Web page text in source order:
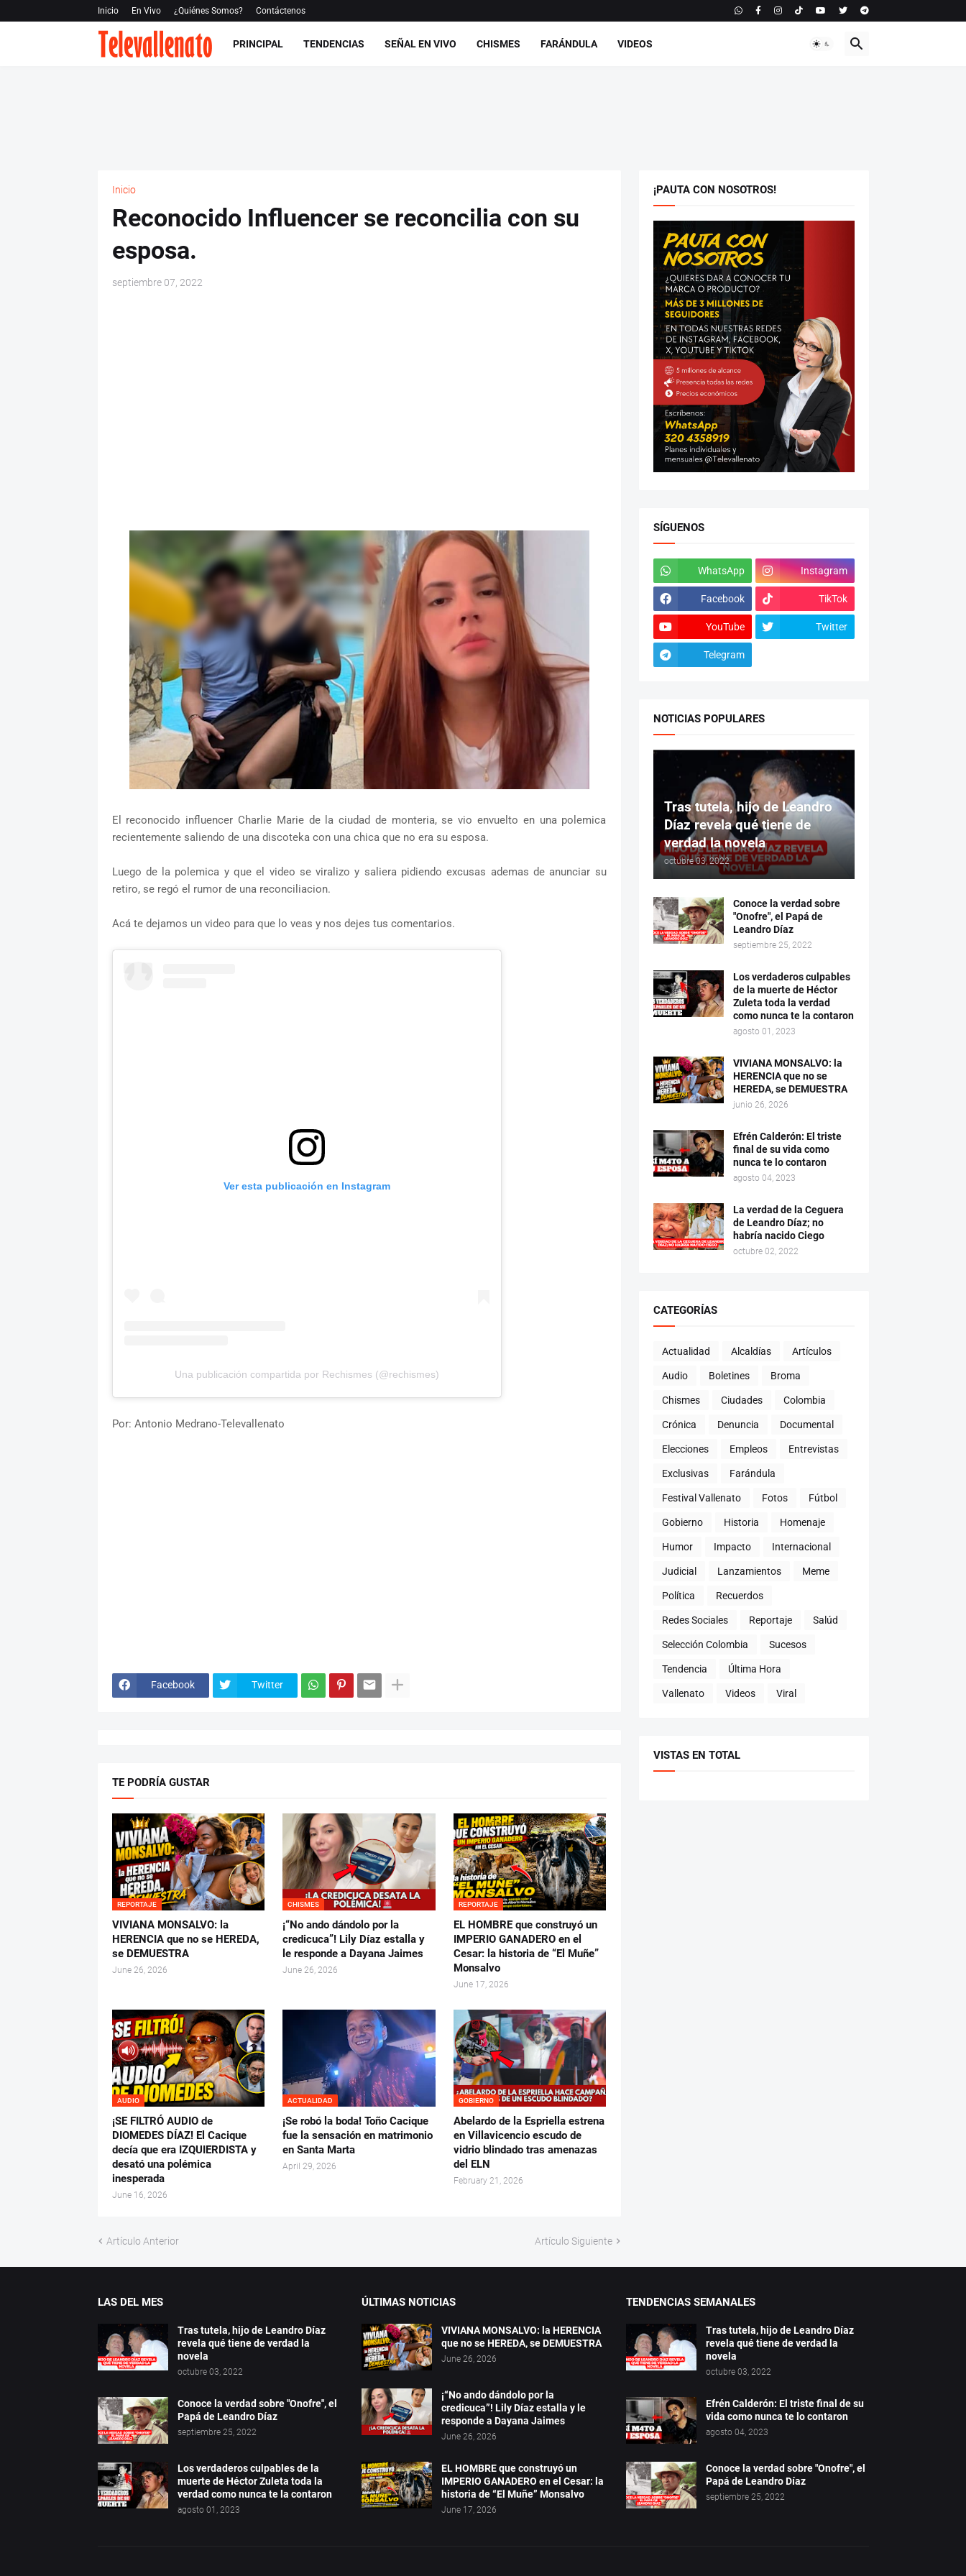
Inicio En Vivo ¿Quiénes Somos? Contáctenos
PRINCIPAL TENDENCIAS SEÑAL EN VIVO CHISMES FARÁNDULA VIDEOS
Inicio
Reconocido Influencer se reconcilia con su
esposa.
septiembre 07, 2022
El reconocido influencer Charlie Marie de la ciudad de monteria, se vio envuelto en una polemica
recientemente saliendo de una discoteka con una chica que no era su esposa.
Luego de la polemica y que el video se viralizo y saliera pidiendo excusas ademas de anunciar su
retiro, se regó el rumor de una reconciliacion.
Acá te dejamos un video para que lo veas y nos dejes tus comentarios.
Ver esta publicación en Instagram
Una publicación compartida por Rechismes (@rechismes)
Por: Antonio Medrano-Televallenato
Facebook Twitter
TE PODRÍA GUSTAR
REPORTAJE
VIVIANA MONSALVO: la
HERENCIA que no se HEREDA,
se DEMUESTRA
June 26, 2026
CHISMES
¡“No ando dándolo por la
credicuca”! Lily Díaz estalla y
le responde a Dayana Jaimes
June 26, 2026
REPORTAJE
EL HOMBRE que construyó un
IMPERIO GANADERO en el
Cesar: la historia de “El Muñe”
Monsalvo
June 17, 2026
AUDIO
¡SE FILTRÓ AUDIO de
DIOMEDES DÍAZ! El Cacique
decía que era IZQUIERDISTA y
desató una polémica
inesperada
June 16, 2026
ACTUALIDAD
¡Se robó la boda! Toño Cacique
fue la sensación en matrimonio
en Santa Marta
April 29, 2026
GOBIERNO
Abelardo de la Espriella estrena
en Villavicencio escudo de
vidrio blindado tras amenazas
del ELN
February 21, 2026
Artículo Anterior Artículo Siguiente
¡PAUTA CON NOSOTROS!
SÍGUENOS
WhatsApp Instagram
Facebook TikTok
YouTube Twitter
Telegram
NOTICIAS POPULARES
Tras tutela, hijo de Leandro
Díaz revela qué tiene de
verdad la novela
octubre 03, 2022
Conoce la verdad sobre
"Onofre", el Papá de
Leandro Díaz
septiembre 25, 2022
Los verdaderos culpables
de la muerte de Héctor
Zuleta toda la verdad
como nunca te la contaron
agosto 01, 2023
VIVIANA MONSALVO: la
HERENCIA que no se
HEREDA, se DEMUESTRA
junio 26, 2026
Efrén Calderón: El triste
final de su vida como
nunca te lo contaron
agosto 04, 2023
La verdad de la Ceguera
de Leandro Díaz; no
habría nacido Ciego
octubre 02, 2022
CATEGORÍAS
Actualidad Alcaldías Artículos
Audio Boletines Broma
Chismes Ciudades Colombia
Crónica Denuncia Documental
Elecciones Empleos Entrevistas
Exclusivas Farándula
Festival Vallenato Fotos Fútbol
Gobierno Historia Homenaje
Humor Impacto Internacional
Judicial Lanzamientos Meme
Política Recuerdos
Redes Sociales Reportaje Salúd
Selección Colombia Sucesos
Tendencia Última Hora
Vallenato Videos Viral
VISTAS EN TOTAL
LAS DEL MES
Tras tutela, hijo de Leandro Díaz
revela qué tiene de verdad la
novela
octubre 03, 2022
Conoce la verdad sobre "Onofre", el
Papá de Leandro Díaz
septiembre 25, 2022
Los verdaderos culpables de la
muerte de Héctor Zuleta toda la
verdad como nunca te la contaron
agosto 01, 2023
ÚLTIMAS NOTICIAS
VIVIANA MONSALVO: la HERENCIA
que no se HEREDA, se DEMUESTRA
June 26, 2026
¡“No ando dándolo por la
credicuca”! Lily Díaz estalla y le
responde a Dayana Jaimes
June 26, 2026
EL HOMBRE que construyó un
IMPERIO GANADERO en el Cesar: la
historia de “El Muñe” Monsalvo
June 17, 2026
TENDENCIAS SEMANALES
Tras tutela, hijo de Leandro Díaz
revela qué tiene de verdad la
novela
octubre 03, 2022
Efrén Calderón: El triste final de su
vida como nunca te lo contaron
agosto 04, 2023
Conoce la verdad sobre "Onofre", el
Papá de Leandro Díaz
septiembre 25, 2022